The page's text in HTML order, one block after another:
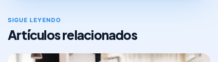
SIGUE LEYENDO
Artículos relacionados